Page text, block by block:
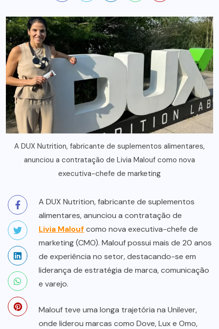
A DUX Nutrition, fabricante de suplementos alimentares,
anunciou a contratação de Livia Malouf como nova
executiva-chefe de marketing
A DUX Nutrition, fabricante de suplementos
alimentares, anunciou a contratação de
Livia Malouf como nova executiva-chefe de
marketing (CMO). Malouf possui mais de 20 anos
de experiência no setor, destacando-se em
liderança de estratégia de marca, comunicação
e varejo.
Malouf teve uma longa trajetória na Unilever,
onde liderou marcas como Dove, Lux e Omo,